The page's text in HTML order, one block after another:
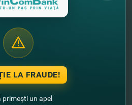
LA FRAUDE!
primești un apel